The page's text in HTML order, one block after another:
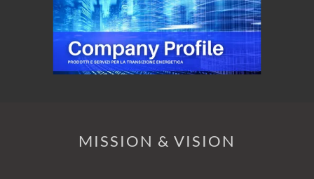
MISSION & VISION